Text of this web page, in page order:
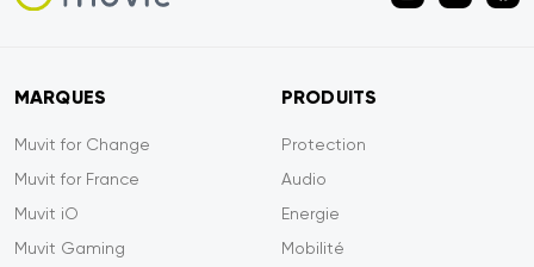
MARQUES
Muvit for Change
Muvit for France
Muvit iO
Muvit Gaming
PRODUITS
Protection
Audio
Energie
Mobilité